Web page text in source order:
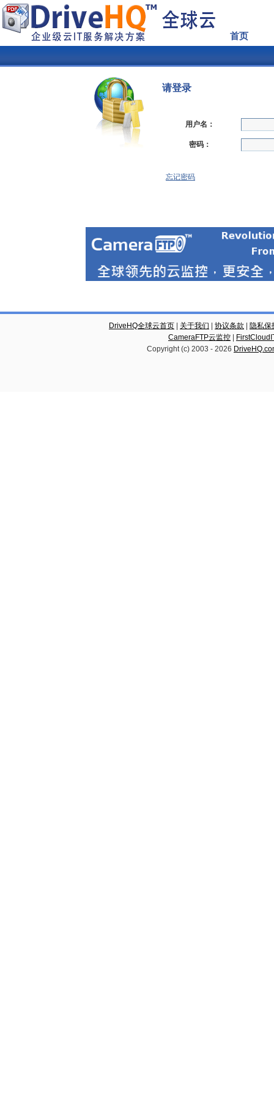
首页
请登录
用户名：
密码：
忘记密码
DriveHQ全球云首页 关于我们 协议条款
隐私保
CameraFTP云监控
Copyright (c) 2003 - 2026